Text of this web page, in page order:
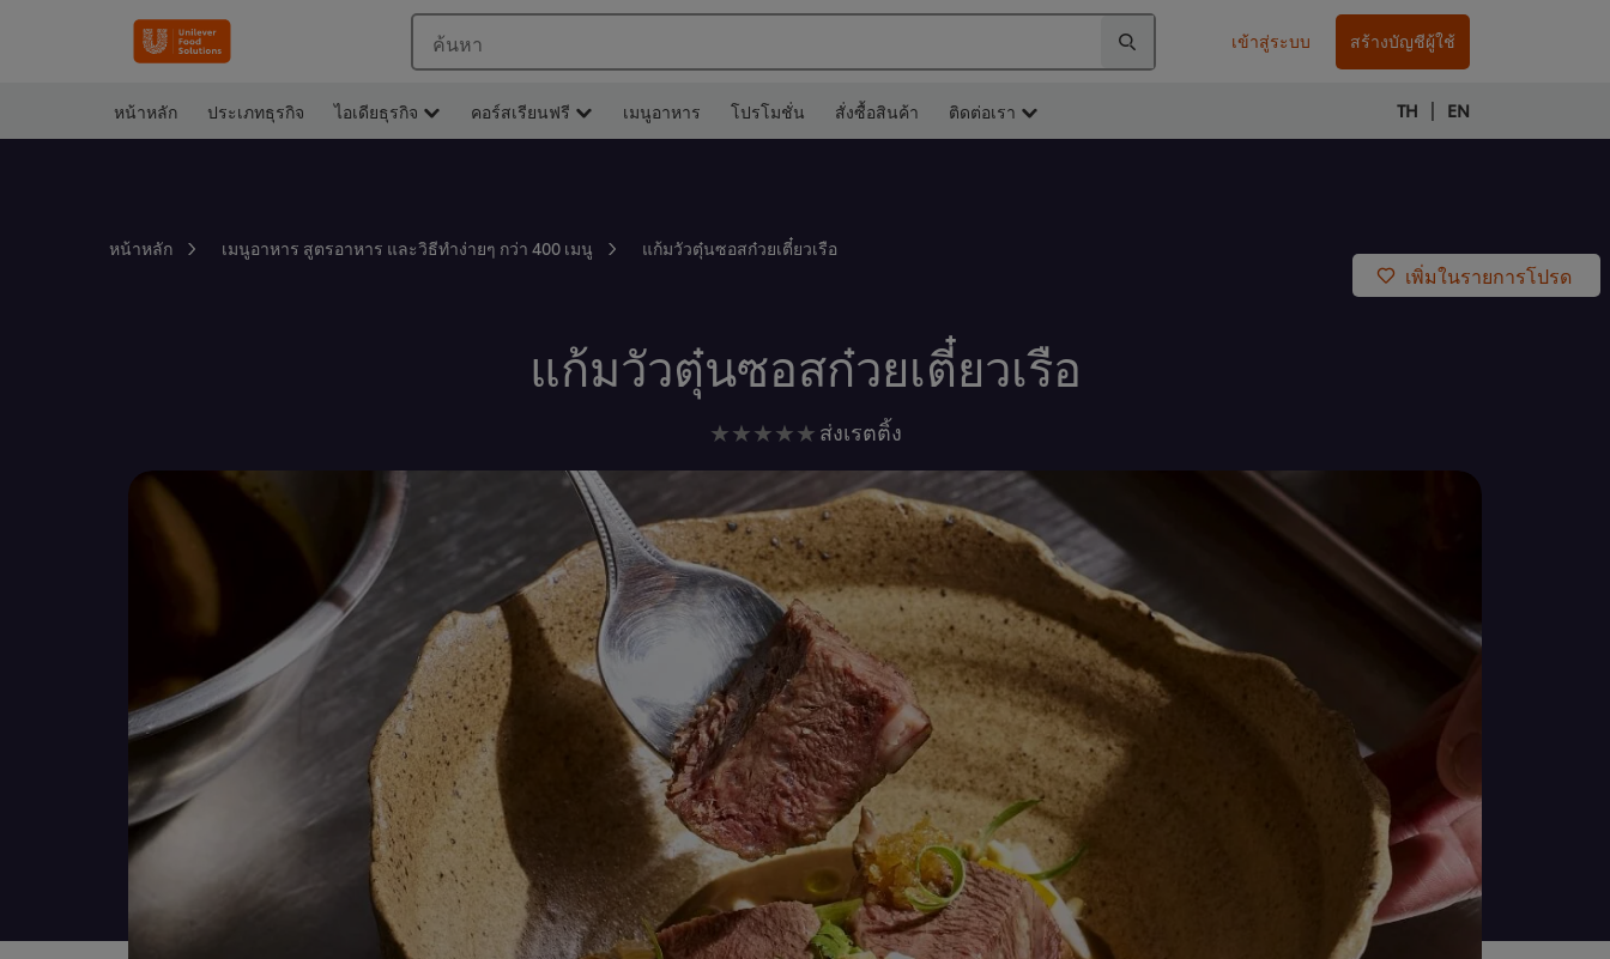
ค้นหา เข้าสู่ระบบ สร้างบัญชีผู้ใช้
หน้าหลัก ประเภทธุรกิจ ไอเดียธุรกิจ คอร์สเรียนฟรี เมนูอาหาร โปรโมชั่น สั่งซื้อสินค้า ติดต่อเรา TH | EN
หน้าหลัก เมนูอาหาร สูตรอาหาร และวิธีทำง่ายๆ กว่า 400 เมนู แก้มวัวตุ๋นซอสก๋วยเตี๋ยวเรือ
เพิ่มในรายการโปรด
แก้มวัวตุ๋นซอสก๋วยเตี๋ยวเรือ
ไม่มี
ให้
คะแนน
สำหรับ
recipe
นี้
ส่งเรตติ้ง